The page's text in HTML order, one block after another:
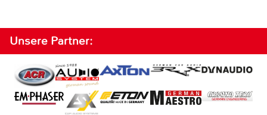
Unsere Partner: